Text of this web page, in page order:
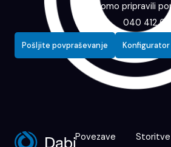
vam bomo pripravili
040 412 643
Pošljite povpraševanje Konfigurator
Povezave
Storitve